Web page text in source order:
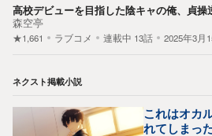
高校デビューを目指した陰キャの俺、貞操
森空亭
★1,661 ラブコメ 連載中 13話 2025年3月
ネクスト掲載小説
これはオカ
れてしまっ